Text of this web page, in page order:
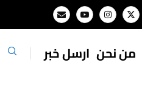
من نحن ارسل خبر